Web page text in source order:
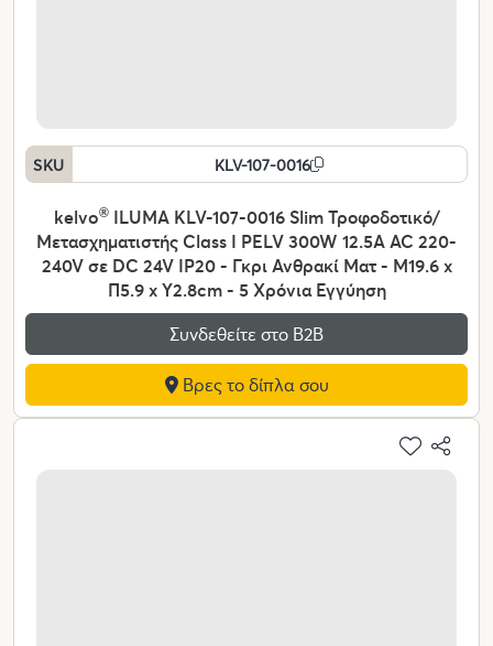
SKU KLV-107-0016
kelvo®ILUMA KLV-107-0016 Slim Τροφοδοτικό/
Μετασχηματιστής Class I PELV 300W 12.5A AC 220-
240V σε DC 24V IP20 - Γκρι Ανθρακί Ματ - Μ19.6 x
Π5.9 x Υ2.8cm - 5 Χρόνια Εγγύηση
Συνδεθείτε στο Β2Β
Βρες το δίπλα σου